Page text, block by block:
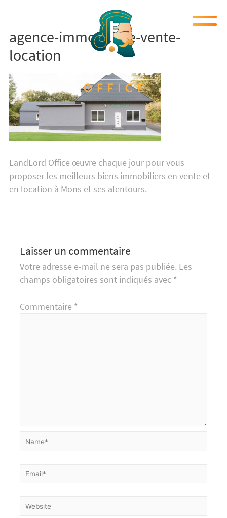
agence-immobiliere-vente-
location
LandLord Office œuvre chaque jour pour vous
proposer les meilleurs biens immobiliers en vente et
en location à Mons et ses alentours.
Laisser un commentaire
Votre adresse e-mail ne sera pas publiée. Les
champs obligatoires sont indiqués avec *
Commentaire *
Name*
Email*
Website